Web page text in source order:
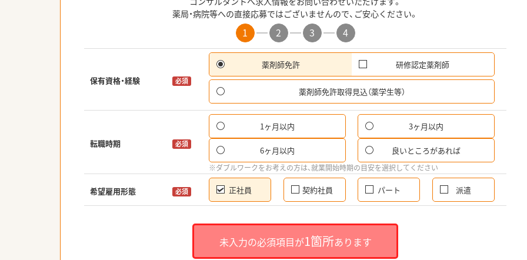
薬局・病院等への直接応募ではございませんので、ご安心ください。
1 2 3 4
保有資格・経験 必須
薬剤師免許 研修認定薬剤師
薬剤師免許取得見込（薬学生等）
転職時期 必須
1ヶ月以内 3ヶ月以内
6ヶ月以内 良いところがあれば
※ダブルワークをお考えの方は、就業開始時期の目安を選択してください
希望雇用形態 必須 正社員 契約社員 パート 派遣
未入力の必須項目が1箇所あります